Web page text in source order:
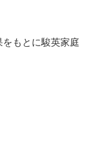
もとに駿英家庭